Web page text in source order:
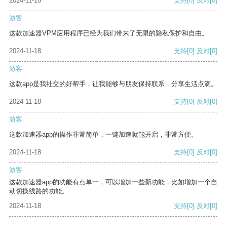
游客
这款加速器VPM应用程序已经为我们带来了无限的隐私保护和自由。
2024-11-18 支持[0] 反对[0]
游客
这款app是我社交的好帮手，让我能够与朋友保持联系，分享生活点滴。
2024-11-18 支持[0] 反对[0]
游客
这款加速器app的操作非常简单，一键加速就能开启，非常方便。
2024-11-18 支持[0] 反对[0]
游客
这款加速器app的功能有点单一，可以增加一些新功能，比如增加一个自
动切换线路的功能。
2024-11-18
支持[0] 反对[0]